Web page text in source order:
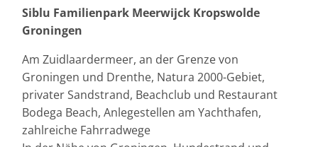
Siblu Familienpark Meerwijck Kropswolde
Groningen
Am Zuidlaardermeer, an der Grenze von
Groningen und Drenthe, Natura 2000-Gebiet,
privater Sandstrand, Beachclub und Restaurant
Bodega Beach, Anlegestellen am Yachthafen,
zahlreiche Fahrradwege